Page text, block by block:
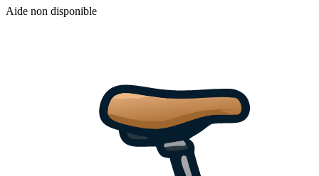
Aide non disponible